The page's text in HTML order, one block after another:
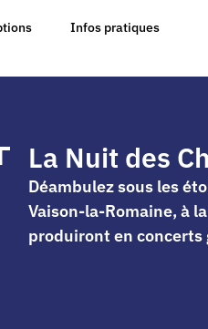
Infos pratiques
La Nuit des
Déambulez sous les
Vaison-la-Romaine, à
produiront en